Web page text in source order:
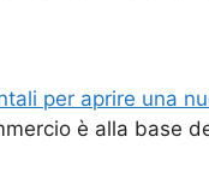
per aprire una
è alla base